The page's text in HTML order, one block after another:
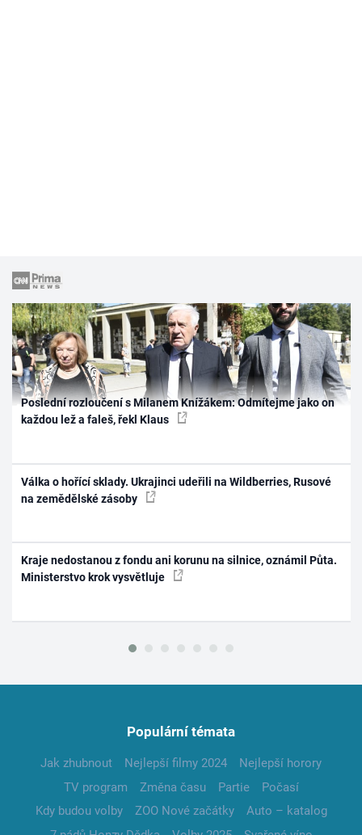
Poslední rozloučení s Milanem Knížákem: Odmítejme jako on
každou lež a faleš, řekl Klaus
Válka o hořící sklady. Ukrajinci udeřili na Wildberries, Rusové
na zemědělské zásoby
Kraje nedostanou z fondu ani korunu na silnice, oznámil Půta.
Ministerstvo krok vysvětluje
Populární témata
Jak zhubnout Nejlepší filmy 2024
Nejlepší horory
TV program
Změna času Partie
Počasí
Kdy budou volby
ZOO Nové začátky
Auto – katalog